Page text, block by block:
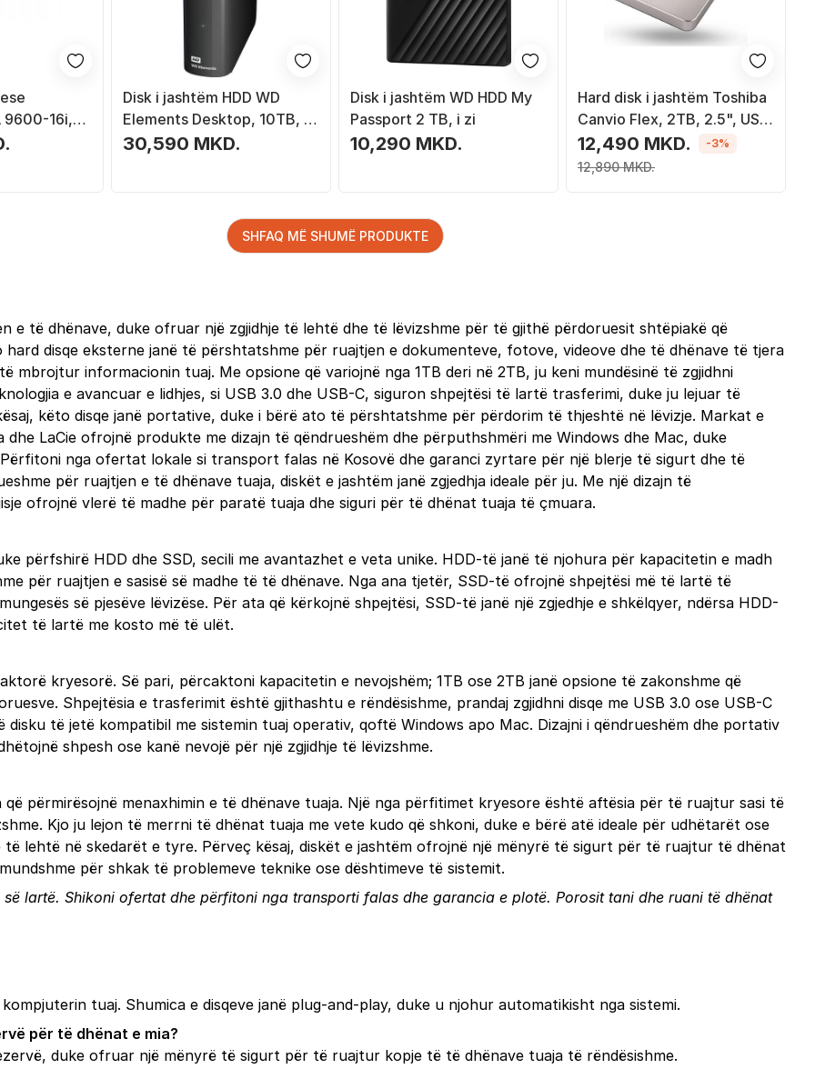
9600-16i,
për
Disk i jashtëm HDD WD
Elements Desktop, 10TB, i
zi
30,590 MKD.
Disk i jashtëm WD HDD My
Passport 2 TB, i zi
10,290 MKD.
Hard disk i jashtëm Toshiba
Canvio Flex, 2TB, 2.5", USB
3.2, argjendtë
12,490 MKD.
12,890 MKD.
-3%
SHFAQ MË SHUMË PRODUKTE
e të dhënave, duke ofruar një zgjidhje të lehtë dhe të lëvizshme për të gjithë përdoruesit shtëpiakë që
disqe eksterne janë të përshtatshme për ruajtjen e dokumenteve, fotove, videove dhe të dhënave të tjera
informacionin tuaj. Me opsione që variojnë nga 1TB deri në 2TB, ju keni mundësinë të zgjidhni
e avancuar e lidhjes, si USB 3.0 dhe USB-C, siguron shpejtësi të lartë trasferimi, duke ju lejuar të
këto disqe janë portative, duke i bërë ato të përshtatshme për përdorim të thjeshtë në lëvizje. Markat e
LaCie ofrojnë produkte me dizajn të qëndrueshëm dhe përputhshmëri me Windows dhe Mac, duke
nga ofertat lokale si transport falas në Kosovë dhe garanci zyrtare për një blerje të sigurt dhe të
për ruajtjen e të dhënave tuaja, diskët e jashtëm janë zgjedhja ideale për ju. Me një dizajn të
ofrojnë vlerë të madhe për paratë tuaja dhe siguri për të dhënat tuaja të çmuara.
përfshirë HDD dhe SSD, secili me avantazhet e veta unike. HDD-të janë të njohura për kapacitetin e madh
për ruajtjen e sasisë së madhe të të dhënave. Nga ana tjetër, SSD-të ofrojnë shpejtësi më të lartë të
së pjesëve lëvizëse. Për ata që kërkojnë shpejtësi, SSD-të janë një zgjedhje e shkëlqyer, ndërsa HDD-
të lartë me kosto më të ulët.
kryesorë. Së pari, përcaktoni kapacitetin e nevojshëm; 1TB ose 2TB janë opsione të zakonshme që
Shpejtësia e trasferimit është gjithashtu e rëndësishme, prandaj zgjidhni disqe me USB 3.0 ose USB-C
të jetë kompatibil me sistemin tuaj operativ, qoftë Windows apo Mac. Dizajni i qëndrueshëm dhe portativ
shpesh ose kanë nevojë për një zgjidhje të lëvizshme.
përmirësojnë menaxhimin e të dhënave tuaja. Një nga përfitimet kryesore është aftësia për të ruajtur sasi të
Kjo ju lejon të merrni të dhënat tuaja me vete kudo që shkoni, duke e bërë atë ideale për udhëtarët ose
lehtë në skedarët e tyre. Përveç kësaj, diskët e jashtëm ofrojnë një mënyrë të sigurt për të ruajtur të dhënat
për shkak të problemeve teknike ose dështimeve të sistemit.
lartë. Shikoni ofertat dhe përfitoni nga transporti falas dhe garancia e plotë. Porosit tani dhe ruani të dhënat
tuaj. Shumica e disqeve janë plug-and-play, duke u njohur automatikisht nga sistemi.
për të dhënat e mia?
duke ofruar një mënyrë të sigurt për të ruajtur kopje të të dhënave tuaja të rëndësishme.